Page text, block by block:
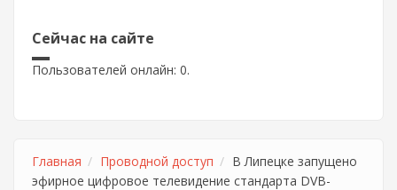
Сейчас на сайте
Пользователей онлайн: 0.
Главная Проводной доступ
В Липецке запущено
эфирное цифровое телевидение стандарта DVB-